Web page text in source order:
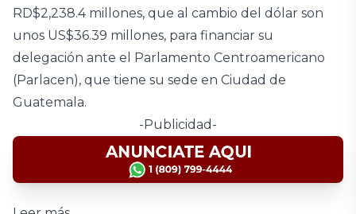
RD$2,238.4 millones, que al cambio del dólar son
unos US$36.39 millones, para financiar su
delegación ante el Parlamento Centroamericano
(Parlacen), que tiene su sede en Ciudad de
Guatemala.
-Publicidad-